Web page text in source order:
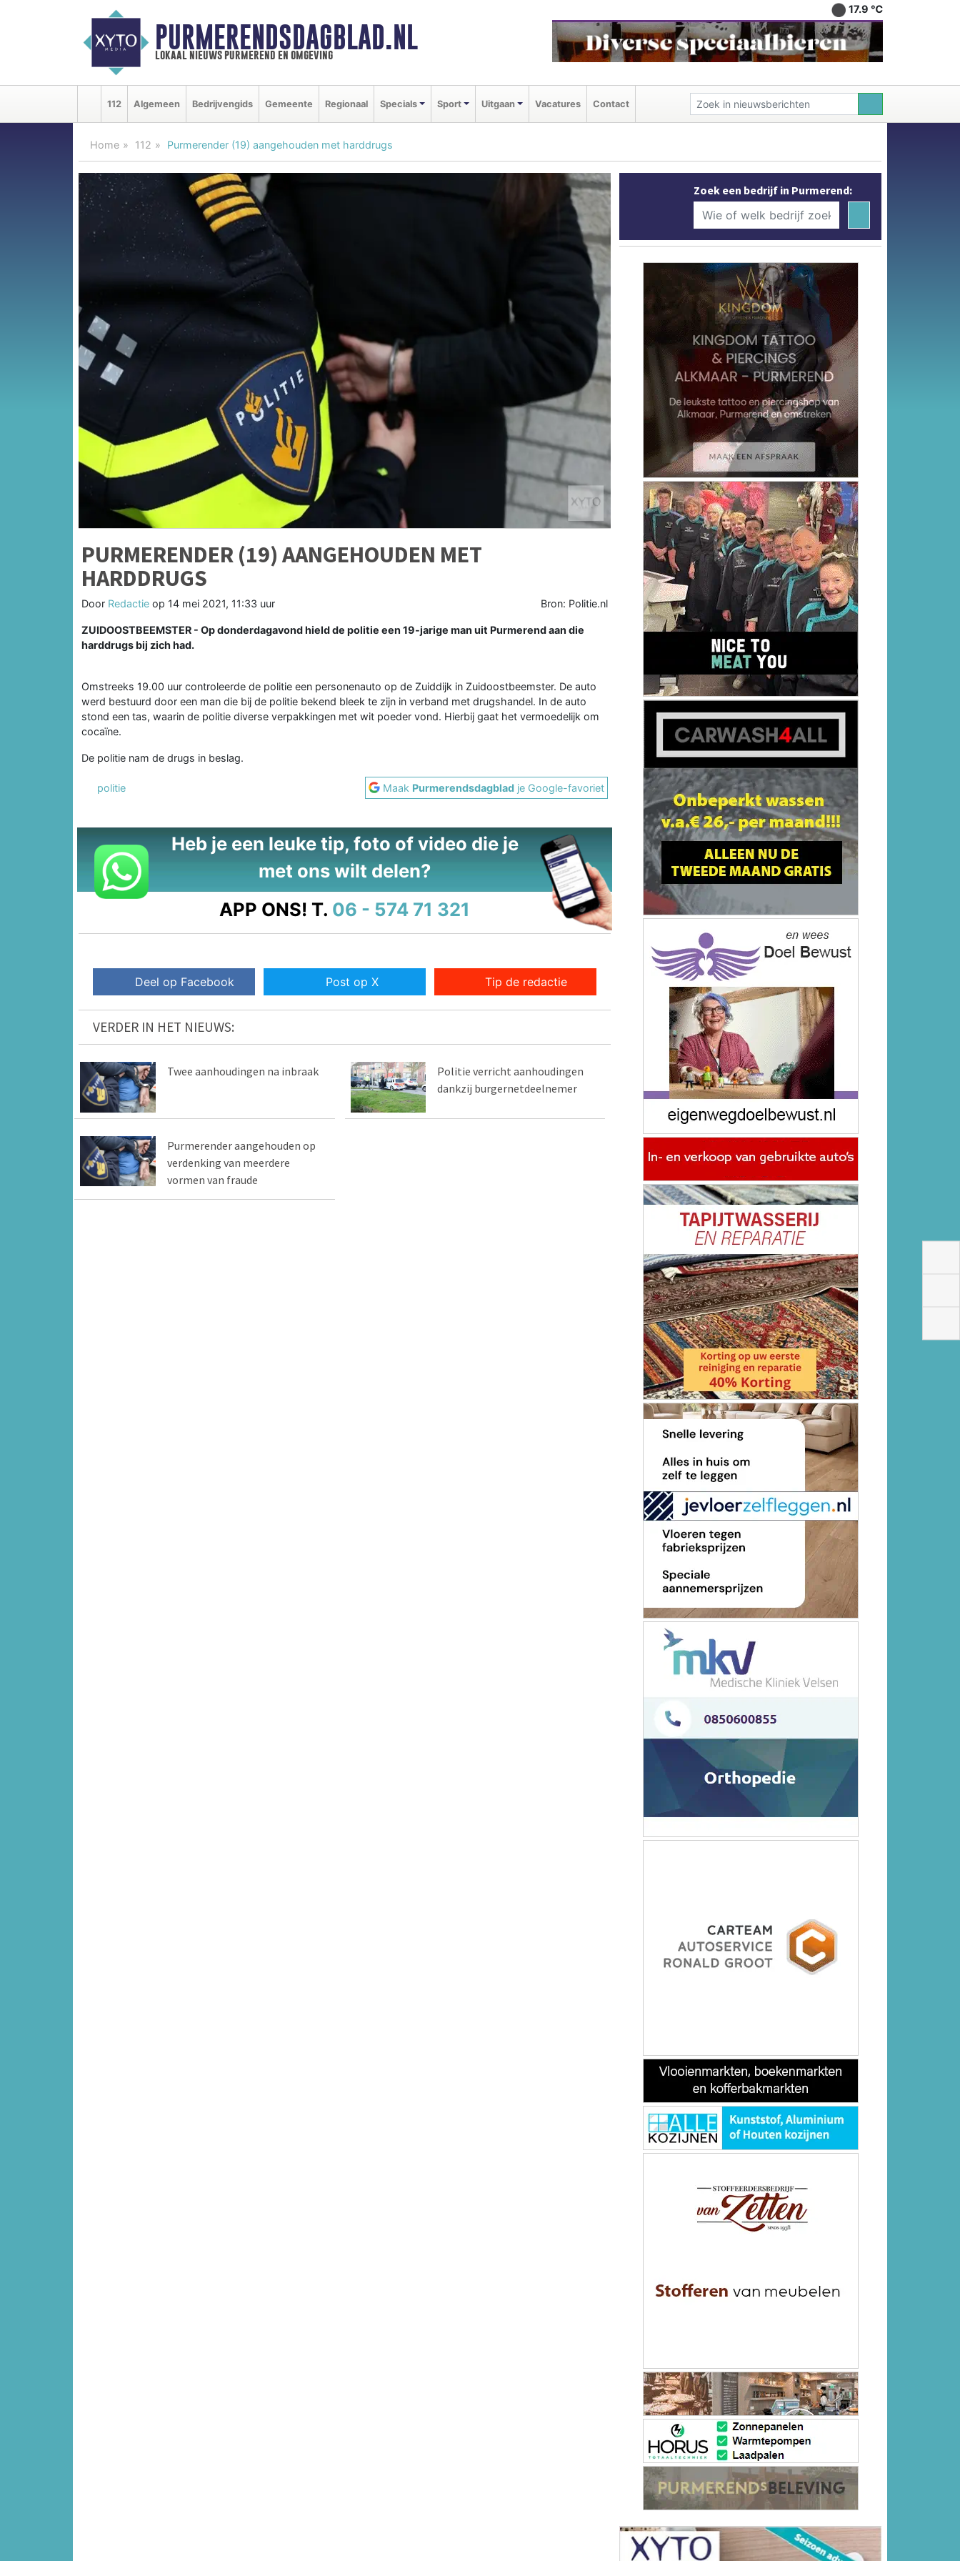
PURMERENDSDAGBLAD.NL
lokaal nieuws purmerend en omgeving
17.9 ℃
112 Algemeen Bedrijvengids Gemeente Regionaal Specials Sport Uitgaan Vacatures Contact
Home 112 Purmerender (19) aangehouden met harddrugs
PURMERENDER (19) AANGEHOUDEN MET
HARDDRUGS
Door Redactie op 14 mei 2021, 11:33 uur Bron: Politie.nl
ZUIDOOSTBEEMSTER - Op donderdagavond hield de politie een 19-jarige man uit Purmerend aan die
harddrugs bij zich had.
Omstreeks 19.00 uur controleerde de politie een personenauto op de Zuiddijk in Zuidoostbeemster. De auto
werd bestuurd door een man die bij de politie bekend bleek te zijn in verband met drugshandel. In de auto
stond een tas, waarin de politie diverse verpakkingen met wit poeder vond. Hierbij gaat het vermoedelijk om
cocaïne.
De politie nam de drugs in beslag.
politie Maak Purmerendsdagblad je Google-favoriet
Heb je een leuke tip, foto of video die je
met ons wilt delen?
APP ONS! T. 06 - 574 71 321
Deel op Facebook Post op X Tip de redactie
VERDER IN HET NIEUWS:
Twee aanhoudingen na inbraak
Politie verricht aanhoudingen
dankzij burgernetdeelnemer
Purmerender aangehouden op
verdenking van meerdere
vormen van fraude
Zoek een bedrijf in Purmerend: